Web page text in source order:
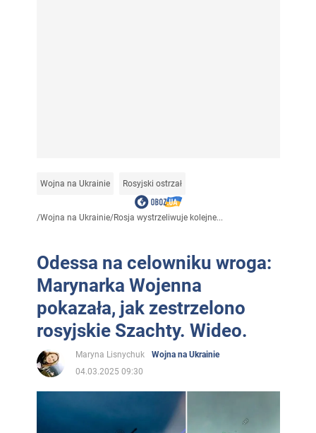
Wojna na Ukrainie Rosyjski ostrzał
/Wojna na Ukrainie/Rosja wystrzeliwuje kolejne...
Odessa na celowniku wroga:
Marynarka Wojenna
pokazała, jak zestrzelono
rosyjskie Szachty. Wideo.
Maryna Lisnychuk
Wojna na Ukrainie
04.03.2025 09:30